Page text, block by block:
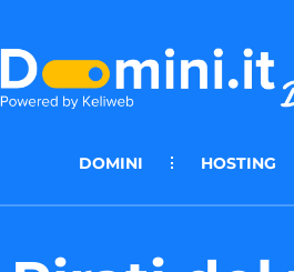
DOMINI HOSTING